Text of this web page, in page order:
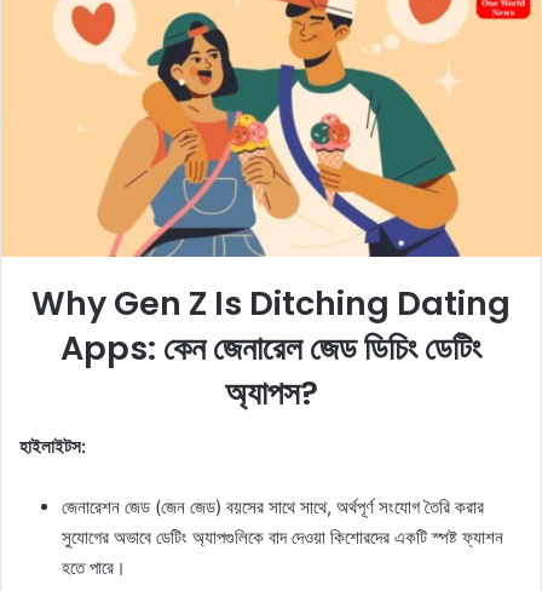
a
n
e
a
Why Gen Z Is Ditching Dating
Apps: কেন জেনারেল জেড ডিচিং ডেটিং
অ্যাপস?
হাইলাইটস:
জেনারেশন জেড (জেন জেড) বয়সের সাথে সাথে, অর্থপূর্ণ সংযোগ তৈরি করার
সুযোগের অভাবে ডেটিং অ্যাপগুলিকে বাদ দেওয়া কিশোরদের একটি স্পষ্ট ফ্যাশন
হতে পারে।